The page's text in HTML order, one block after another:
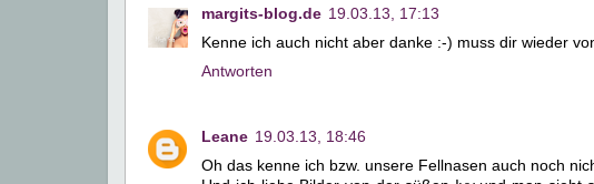
margits-blog.de 19.03.13, 17:13
Kenne ich auch nicht aber danke :-) muss dir wieder
Antworten
Leane 19.03.13, 18:46
Oh das kenne ich bzw. unsere Fellnasen auch noch